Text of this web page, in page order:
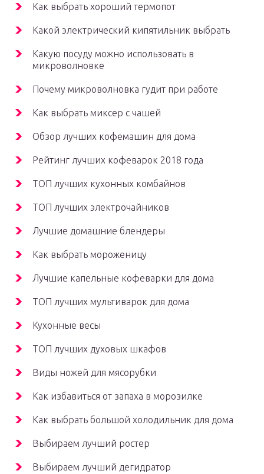
Как выбрать хороший термопот
Какой электрический кипятильник выбрать
Какую посуду можно использовать в
микроволновке
Почему микроволновка гудит при работе
Как выбрать миксер с чашей
Обзор лучших кофемашин для дома
Рейтинг лучших кофеварок 2018 года
ТОП лучших кухонных комбайнов
ТОП лучших электрочайников
Лучшие домашние блендеры
Как выбрать мороженицу
Лучшие капельные кофеварки для дома
ТОП лучших мультиварок для дома
Кухонные весы
ТОП лучших духовых шкафов
Виды ножей для мясорубки
Как избавиться от запаха в морозилке
Как выбрать большой холодильник для дома
Выбираем лучший ростер
Выбираем лучший дегидратор